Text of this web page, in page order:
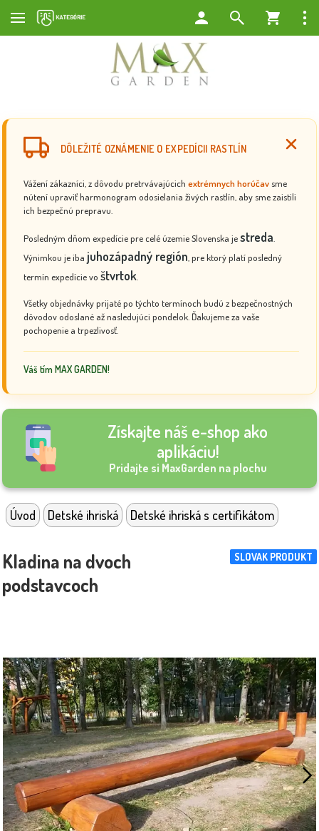
DÔLEŽITÉ OZNÁMENIE O EXPEDÍCII RASTLÍN
Vážení zákazníci, z dôvodu pretrvávajúcich extrémnych horúčav sme
nútení upraviť harmonogram odosielania živých rastlín, aby sme zaistili
ich bezpečnú prepravu.
Posledným dňom expedície pre celé územie Slovenska jestreda
Výnimkou je iba juhozápadný región , pre ktorý platí posledný
termín expedície vo štvrtok
Všetky objednávky prijaté po týchto termínoch budú z bezpečnostných
dôvodov odoslané až nasledujúci pondelok. Ďakujeme za vaše
pochopenie a trpezlivosť.
Váš tím MAX GARDEN!
Získajte náš e-shop ako
aplikáciu!
Pridajte si MaxGarden na plochu
Úvod Detské ihriská Detské ihriská s certifikátom
SLOVAK PRODUKT
Kladina na dvoch
podstavcoch